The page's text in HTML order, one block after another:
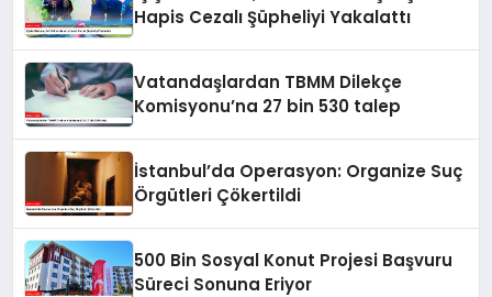
Hapis Cezalı Şüpheliyi Yakalattı
Vatandaşlardan TBMM Dilekçe
Komisyonu’na 27 bin 530 talep
İstanbul’da Operasyon: Organize Suç
Örgütleri Çökertildi
500 Bin Sosyal Konut Projesi Başvuru
Süreci Sonuna Eriyor